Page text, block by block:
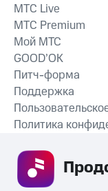
MTС Live
MTС Premium
Мой МТС
GOOD’OK
Питч-форма
Поддержка
Политика